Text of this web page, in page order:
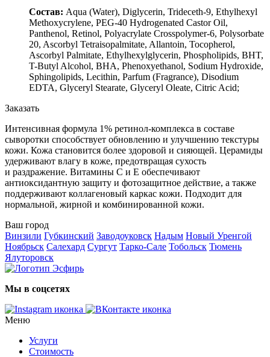
Состав: Aqua (Water), Diglycerin, Trideceth-9, Ethylhexyl
Methoxycrylene, PEG-40 Hydrogenated Castor Oil,
Panthenol, Retinol, Polyacrylate Crosspolymer-6, Polysorbate
20, Ascorbyl Tetraisopalmitate, Allantoin, Tocopherol,
Ascorbyl Palmitate, Ethylhexylglycerin, Phospholipids, BHT,
T-Butyl Alcohol, BHA, Phenoxyethanol, Sodium Hydroxide,
Sphingolipids, Lecithin, Parfum (Fragrance), Disodium
EDTA, Glyceryl Stearate, Glyceryl Oleate, Citric Acid;
Заказать
Интенсивная формула 1% ретинол-комплекса в составе
сыворотки способствует обновлению и улучшению текстуры
кожи. Кожа становится более здоровой и сияющей. Церамиды
удерживают влагу в коже, предотвращая сухость
и раздражение. Витамины С и Е обеспечивают
антиоксидантную защиту и фотозащитное действие, а также
поддерживают коллагеновый каркас кожи. Подходит для
нормальной, жирной и комбинированной кожи.
Ваш город
Винзили Губкинский Заводоуковск Надым Новый Уренгой
Ноябрьск Салехард Сургут Тарко-Сале Тобольск Тюмень
Ялуторовск
Мы в соцсетях
Меню
Услуги
Стоимость